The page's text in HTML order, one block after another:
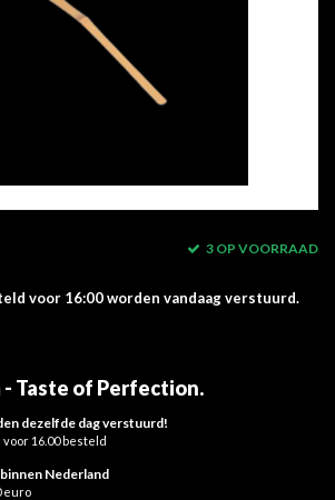
3 OP VOORRAAD
voor 16:00 worden vandaag verstuurd.
Taste of Perfection.
dezelfde dag verstuurd!
16.00 besteld
Nederland
euro